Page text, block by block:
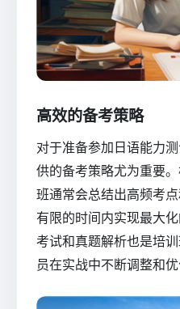
高效的备考策略
对于准备参加日语能力
供的备考策略尤为重要
班通常会总结出高频考
有限的时间内实现最大
考试和真题解析也是培
员在实战中不断调整和优